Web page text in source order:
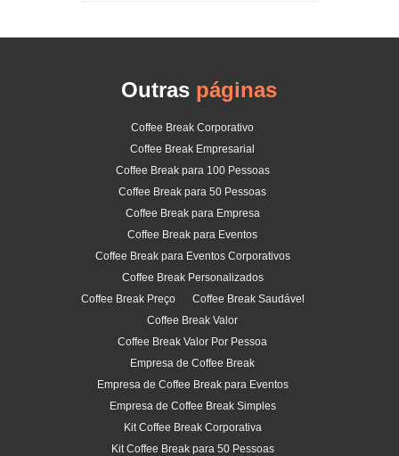
Outras páginas
Coffee Break Corporativo
Coffee Break Empresarial
Coffee Break para 100 Pessoas
Coffee Break para 50 Pessoas
Coffee Break para Empresa
Coffee Break para Eventos
Coffee Break para Eventos Corporativos
Coffee Break Personalizados
Coffee Break Preço
Coffee Break Saudável
Coffee Break Valor
Coffee Break Valor Por Pessoa
Empresa de Coffee Break
Empresa de Coffee Break para Eventos
Empresa de Coffee Break Simples
Kit Coffee Break Corporativa
Kit Coffee Break para 50 Pessoas